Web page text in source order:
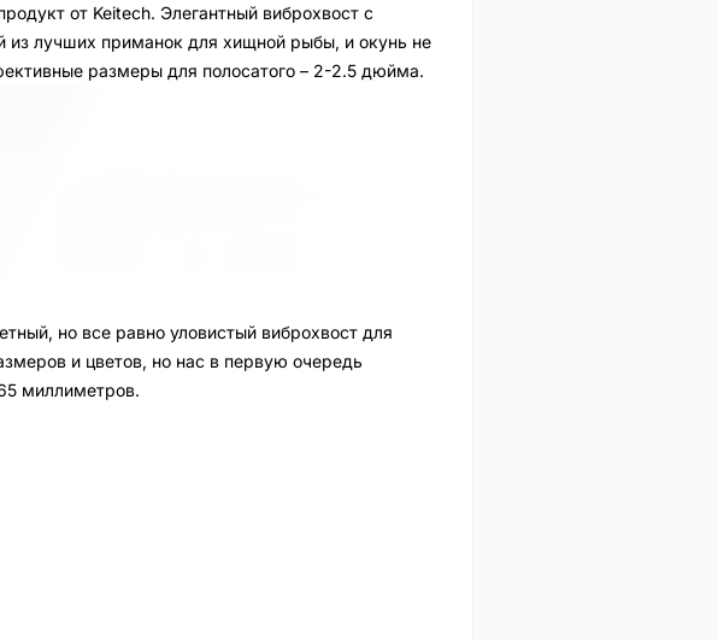
от Keitech. Элегантный виброхвост с
из лучших приманок для хищной рыбы, и окунь не
размеры для полосатого – 2-2.5 дюйма.
но все равно уловистый виброхвост для
и цветов, но нас в первую очередь
миллиметров.